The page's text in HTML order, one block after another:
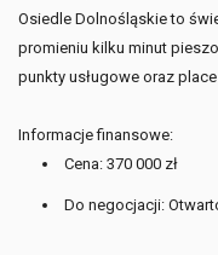
Osiedle Dolnośląskie to
promieniu kilku minut
punkty usługowe oraz
Informacje finansowe:
Cena: 370 000 zł
Do negocjacji: